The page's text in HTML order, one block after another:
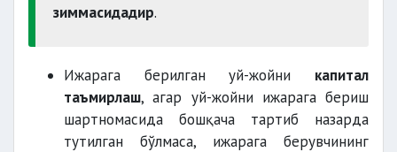
зиммасидадир.
Ижарага берилган уй-жойни капитал
таъмирлаш, агар уй-жойни ижарага бериш
шартномасида бошқача тартиб назарда
тутилган бўлмаса, ижарага берувчининг